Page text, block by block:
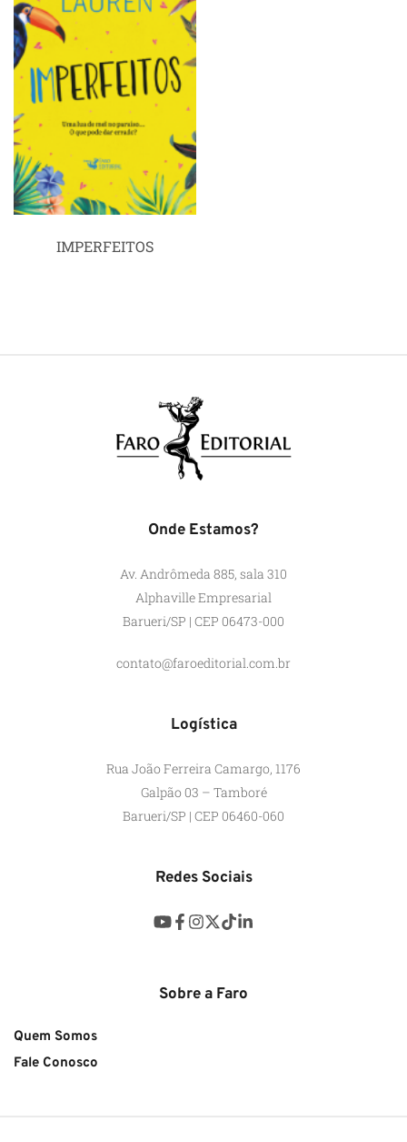
IMPERFEITOS
Onde Estamos?
Av. Andrômeda 885, sala 310
Alphaville Empresarial
Barueri/SP | CEP 06473-000
contato@faroeditorial.com.br
Logística
Rua João Ferreira Camargo, 1176
Galpão 03 – Tamboré
Barueri/SP | CEP 06460-060
Redes Sociais
Sobre a Faro
Quem Somos
Fale Conosco